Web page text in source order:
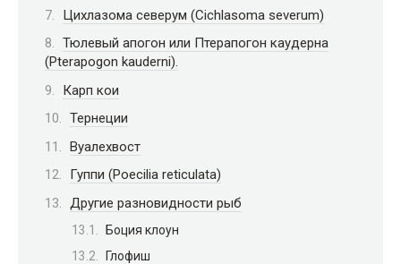
Цихлазома северум (Cichlasoma severum)
Тюлевый апогон или Птерапогон каудерна
(Pterapogon kauderni).
Карп кои
Тернеции
Вуалехвост
Гуппи (Poecilia reticulata)
Другие разновидности рыб
Боция клоун
Глофиш